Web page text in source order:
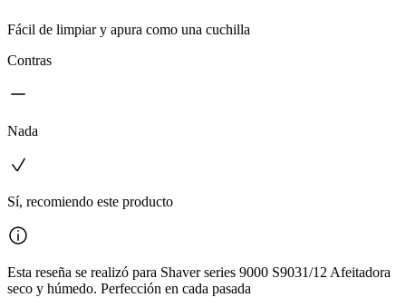
Fácil de limpiar y apura como una cuchilla
Contras
Nada
Sí, recomiendo este producto
Esta reseña se realizó para Shaver series 9000 S9031/12 Afeitadora
seco y húmedo. Perfección en cada pasada